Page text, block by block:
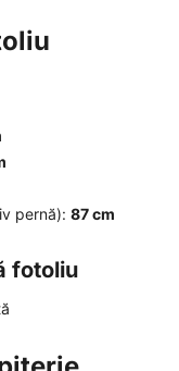
pernă): 87 cm
fotoliu